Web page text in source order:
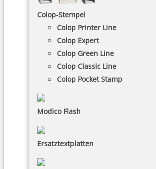
Colop-Stempel
Colop Printer Line
Colop Expert
Colop Green Line
Colop Classic Line
Colop Pocket Stamp
Modico Flash
Ersatztextplatten